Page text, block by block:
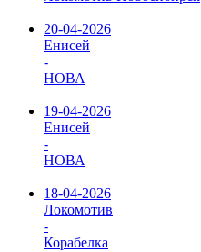
20-04-2026
Енисей
-
НОВА
19-04-2026
Енисей
-
НОВА
18-04-2026
Локомотив
-
Корабелка